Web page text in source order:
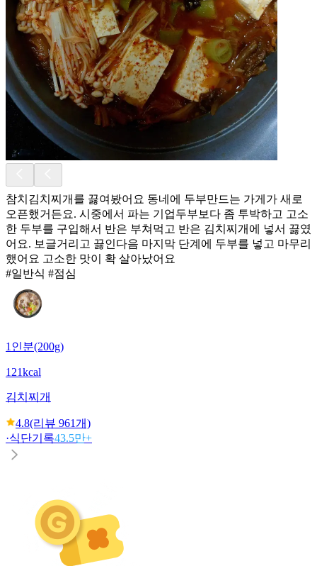
참치김치찌개를 끓여봤어요 동네에 두부만드는 가게가 새로
오픈했거든요. 시중에서 파는 기업두부보다 좀 투박하고 고소
한 두부를 구입해서 반은 부쳐먹고 반은 김치찌개에 넣서 끓였
어요. 보글거리고 끓인다음 마지막 단계에 두부를 넣고 마무리
했어요 고소한 맛이 확 살아났어요
#일반식 #점심
1인분(200g)
121kcal
김치찌개
4.8(리뷰 961개)
·식단기록43.5만+